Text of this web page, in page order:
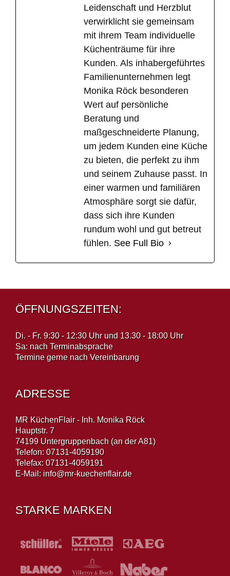
Leidenschaft und Herzblut
verwirklicht sie gemeinsam
mit ihrem Team individuelle
Küchenträume für ihre
Kunden. Als inhabergeführtes
Familienunternehmen legt
Monika Röck besonderen
Wert auf persönliche
Beratung und
maßgeschneiderte Planung,
um jedem Kunden eine Küche
zu bieten, die perfekt zu ihm
und seinem Zuhause passt. In
einer warmen und familiären
Atmosphäre sorgt sie dafür,
dass sich ihre Kunden
rundum wohl und gut betreut
fühlen. See Full Bio
ÖFFNUNGSZEITEN:
Di. - Fr. 9:30 - 12:30 Uhr und 13.30 - 18:00 Uhr
Sa: nach Terminabsprache
Termine gerne nach Vereinbarung
ADRESSE
MR KüchenFlair - Inh. Monika Röck
Hauptstr. 7
74199 Untergruppenbach (an der A81)
Telefon: 07131-4059190
Telefax: 07131-4059191
E-Mail: info@mr-kuechenflair.de
STARKE MARKEN